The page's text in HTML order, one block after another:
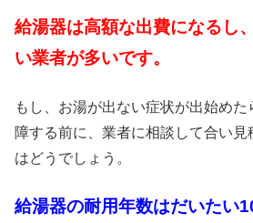
給湯器は高額な出費になるし
い業者が多いです。
もし、お湯が出ない症状が出始め
障する前に、業者に相談して合い
はどうでしょう。
給湯器の耐用年数はだいたい